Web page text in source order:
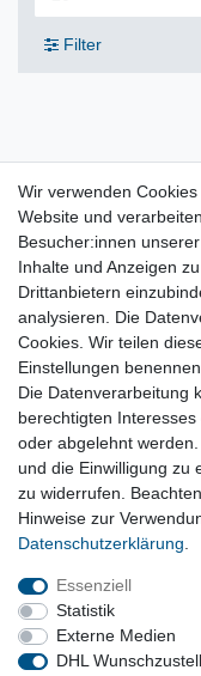
Filter
Diesel, Benziner,
Impressum
Wir verwenden
Website und
Besucher:innen
Inhalte und Anzeigen
Drittanbietern
analysieren. Die
Cookies. Wir teilen
Einstellungen benennen.
Die Datenverarbeitung
berechtigten
oder abgelehnt
und die Einwilligung zu
zu widerrufen.
Hinweise zur
Daten­schutz­erklärung
Essenziell
Statistik
Externe Medien
DHL